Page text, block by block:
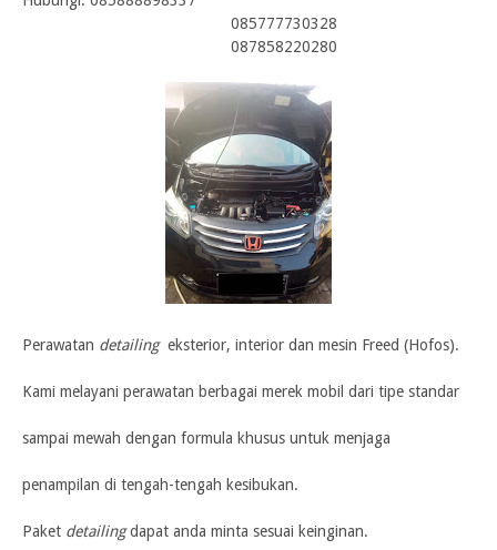
085777730328
087858220280
Perawatan detailingeksterior, interior dan mesin Freed (Hofos).
Kami melayani perawatan berbagai merek mobil dari tipe standar
sampai mewah dengan formula khusus untuk menjaga
penampilan di tengah-tengah kesibukan.
Paket detailingdapat anda minta sesuai keinginan.